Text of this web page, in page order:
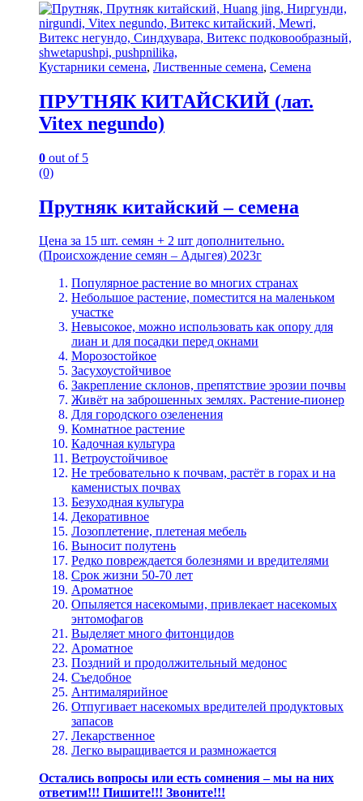
Кустарники семена, Лиственные семена, Семена
ПРУТНЯК КИТАЙСКИЙ (лат.
Vitex negundo)
0 out of 5
(0)
Прутняк китайский – семена
Цена за 15 шт. семян + 2 шт дополнительно.
(Происхождение семян – Адыгея) 2023г
Популярное растение во многих странах
Небольшое растение, поместится на маленьком
участке
Невысокое, можно использовать как опору для
лиан и для посадки перед окнами
Морозостойкое
Засухоустойчивое
Закрепление склонов, препятствие эрозии почвы
Живёт на заброшенных землях. Растение-пионер
Для городского озеленения
Комнатное растение
Кадочная культура
Ветроустойчивое
Не требовательно к почвам, растёт в горах и на
каменистых почвах
Безуходная культура
Декоративное
Лозоплетение, плетеная мебель
Выносит полутень
Редко повреждается болезнями и вредителями
Срок жизни 50-70 лет
Ароматное
Опыляется насекомыми, привлекает насекомых
энтомофагов
Выделяет много фитонцидов
Ароматное
Поздний и продолжительный медонос
Съедобное
Антималярийное
Отпугивает насекомых вредителей продуктовых
запасов
Лекарственное
Легко выращивается и размножается
Остались вопросы или есть сомнения – мы на них
ответим!!! Пишите!!! Звоните!!!